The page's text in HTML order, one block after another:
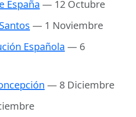
España — 12 Octubre
— 1 Noviembre
Española — 6
— 8 Diciembre